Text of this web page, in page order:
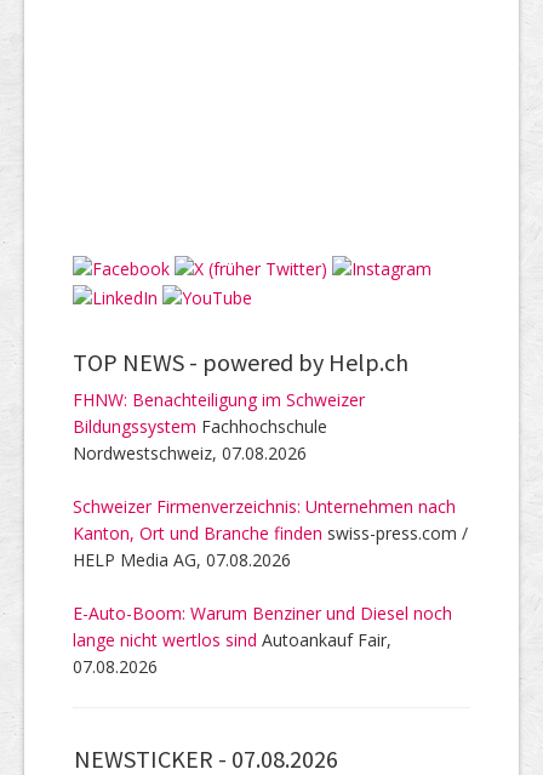
TOP NEWS - powered by Help.ch
FHNW: Benachteiligung im Schweizer
Bildungssystem Fachhochschule
Nordwestschweiz, 07.08.2026
Schweizer Firmenverzeichnis: Unternehmen nach
Kanton, Ort und Branche finden swiss-press.com /
HELP Media AG, 07.08.2026
E-Auto-Boom: Warum Benziner und Diesel noch
lange nicht wertlos sind Autoankauf Fair,
07.08.2026
NEWSTICKER - 07.08.2026